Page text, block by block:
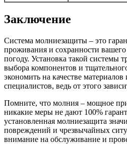
Заключение
Система молниезащиты – это
проживания и сохранности
погоду. Установка такой системы
выбора компонентов и
экономить на качестве
специалистов, ведь от этого
Помните, что молния – мощное
никакие меры не дают 100%
установленная молниезащита
повреждений и чрезвычайных
внимание на обслуживание и